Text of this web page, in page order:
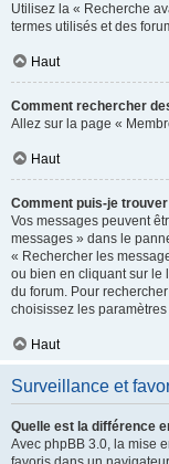
Utilisez la « Recherche
termes utilisés et des
Haut
Comment rechercher
Allez sur la page «
Haut
Comment puis-je
Vos messages peuvent
messages » dans le
« Rechercher les
ou bien en cliquant sur le
du forum. Pour
choisissez les
Haut
Surveillance et
Quelle est la différence
Avec phpBB 3.0, la mise